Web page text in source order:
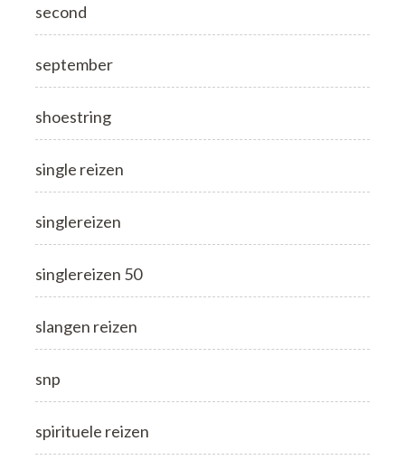
second
september
shoestring
single reizen
singlereizen
singlereizen 50
slangen reizen
snp
spirituele reizen